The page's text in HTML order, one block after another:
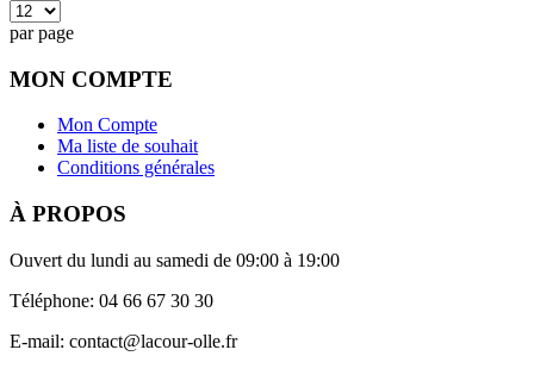
par page
MON COMPTE
Mon Compte
Ma liste de souhait
Conditions générales
À PROPOS
Ouvert du lundi au samedi de 09:00 à 19:00
Téléphone: 04 66 67 30 30
E-mail: contact@lacour-olle.fr